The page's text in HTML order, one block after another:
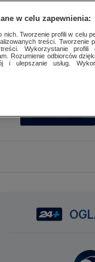
SUBSKRYBUJ
w celu zapewnienia:
Tworzenie profili w celu
treści. Tworzenie
Wykorzystanie profili
Rozumienie odbiorców
ulepszanie usług.